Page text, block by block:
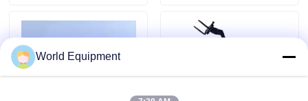
Hydraulisch Kruippakjegraafwerktuig
Mini Crawler Excavator
World Equipment